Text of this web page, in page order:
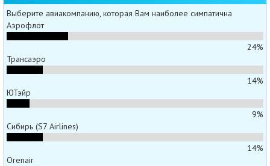
Выберите авиакомпанию, которая Вам наиболее симпатична
Аэрофлот
24%
Трансаэро
14%
ЮТэйр
9%
Сибирь (S7 Airlines)
14%
Orenair